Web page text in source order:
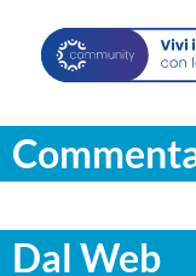
Dal Web